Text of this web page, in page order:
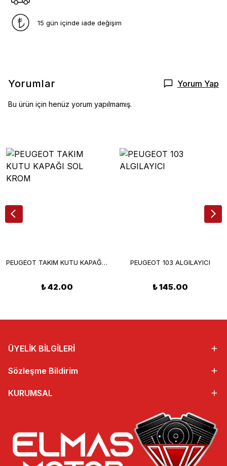
15 gün içinde iade değişim
Yorumlar Yorum Yap
Bu ürün için henüz yorum yapılmamış.
PEUGEOT TAKIM KUTU KAPAĞI SOL KROM
₺ 42.00
PEUGEOT 103 ALGILAYICI
₺ 145.00
ÜYELİK BİLGİLERİ
Sözleşme Bildirim
KURUMSAL